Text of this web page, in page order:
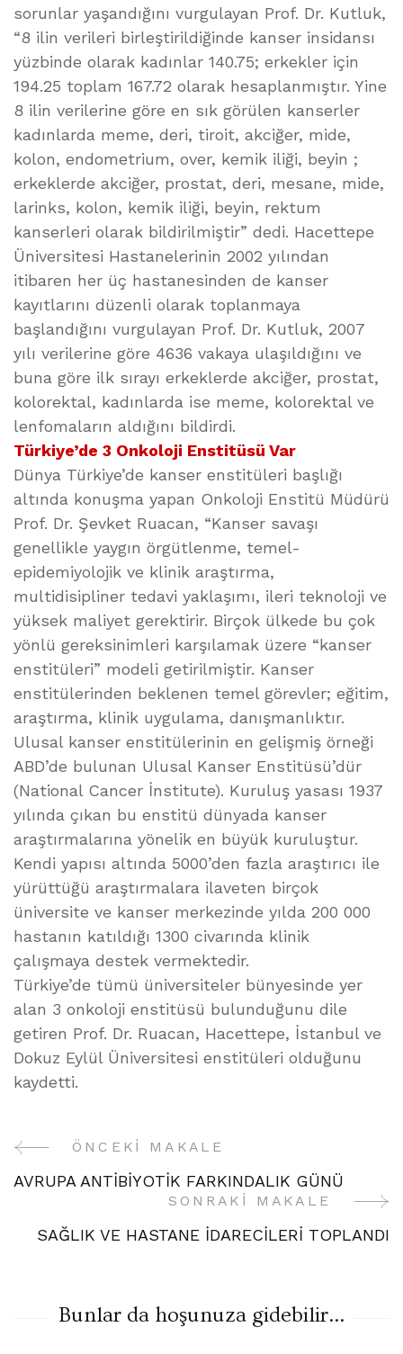
sorunlar yaşandığını vurgulayan Prof. Dr. Kutluk,
“8 ilin verileri birleştirildiğinde kanser insidansı
yüzbinde olarak kadınlar 140.75; erkekler için
194.25 toplam 167.72 olarak hesaplanmıştır. Yine
8 ilin verilerine göre en sık görülen kanserler
kadınlarda meme, deri, tiroit, akciğer, mide,
kolon, endometrium, over, kemik iliği, beyin ;
erkeklerde akciğer, prostat, deri, mesane, mide,
larinks, kolon, kemik iliği, beyin, rektum
kanserleri olarak bildirilmiştir” dedi. Hacettepe
Üniversitesi Hastanelerinin 2002 yılından
itibaren her üç hastanesinden de kanser
kayıtlarını düzenli olarak toplanmaya
başlandığını vurgulayan Prof. Dr. Kutluk, 2007
yılı verilerine göre 4636 vakaya ulaşıldığını ve
buna göre ilk sırayı erkeklerde akciğer, prostat,
kolorektal, kadınlarda ise meme, kolorektal ve
lenfomaların aldığını bildirdi.
Türkiye’de 3 Onkoloji Enstitüsü Var
Dünya Türkiye’de kanser enstitüleri başlığı
altında konuşma yapan Onkoloji Enstitü Müdürü
Prof. Dr. Şevket Ruacan, “Kanser savaşı
genellikle yaygın örgütlenme, temel-
epidemiyolojik ve klinik araştırma,
multidisipliner tedavi yaklaşımı, ileri teknoloji ve
yüksek maliyet gerektirir. Birçok ülkede bu çok
yönlü gereksinimleri karşılamak üzere “kanser
enstitüleri” modeli getirilmiştir. Kanser
enstitülerinden beklenen temel görevler; eğitim,
araştırma, klinik uygulama, danışmanlıktır.
Ulusal kanser enstitülerinin en gelişmiş örneği
ABD’de bulunan Ulusal Kanser Enstitüsü’dür
(National Cancer İnstitute). Kuruluş yasası 1937
yılında çıkan bu enstitü dünyada kanser
araştırmalarına yönelik en büyük kuruluştur.
Kendi yapısı altında 5000’den fazla araştırıcı ile
yürüttüğü araştırmalara ilaveten birçok
üniversite ve kanser merkezinde yılda 200 000
hastanın katıldığı 1300 civarında klinik
çalışmaya destek vermektedir.
Türkiye’de tümü üniversiteler bünyesinde yer
alan 3 onkoloji enstitüsü bulunduğunu dile
getiren Prof. Dr. Ruacan, Hacettepe, İstanbul ve
Dokuz Eylül Üniversitesi enstitüleri olduğunu
kaydetti.
YazıÖNCEKI MAKALE
AVRUPA ANTİBİYOTİK FARKINDALIK GÜNÜ
SONRAKI MAKALE
SAĞLIK VE HASTANE İDARECİLERİ TOPLANDI
Bunlar da hoşunuza gidebilir...